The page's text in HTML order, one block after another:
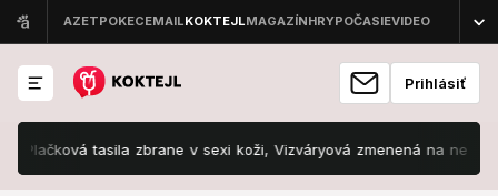
Prihlásiť
tasila zbrane v sexi koži, Vizváryová zmenená na nepoznanie!